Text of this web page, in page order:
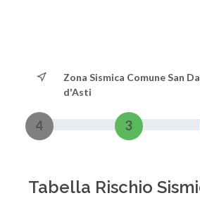
Zona Sismica Comune San
d'Asti
4 3
Tabella Rischio